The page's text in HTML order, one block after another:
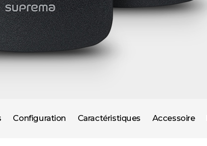
Configuration Caractéristiques Accessoire